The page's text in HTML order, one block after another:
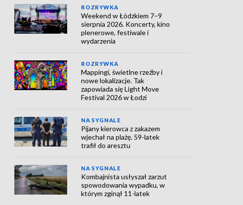
ROZRYWKA
Weekend w Łódzkiem 7–9
sierpnia 2026. Koncerty, kino
plenerowe, festiwale i
wydarzenia
ROZRYWKA
Mappingi, świetlne rzeźby i
nowe lokalizacje. Tak
zapowiada się Light Move
Festival 2026 w Łodzi
NA SYGNALE
Pijany kierowca z zakazem
wjechał na plażę. 59-latek
trafił do aresztu
NA SYGNALE
Kombajnista usłyszał zarzut
spowodowania wypadku, w
którym zginął 11-latek